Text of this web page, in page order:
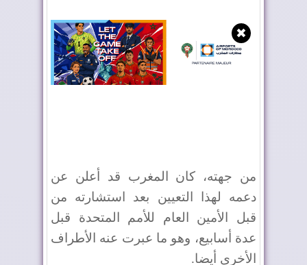
✖
من جهته، كان المغرب قد أعلن عن
دعمه لهذا التعيين بعد استشارته من
قبل الأمين العام للأمم المتحدة قبل
عدة أسابيع، وهو ما عبرت عنه الأطراف
الأخرى أيضا.